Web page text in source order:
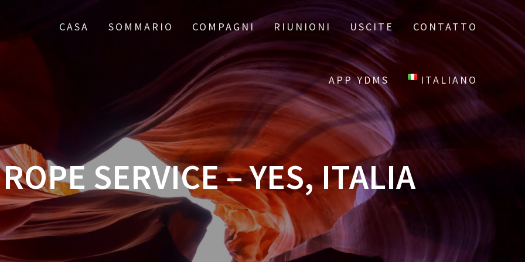
CASA SOMMARIO COMPAGNI RIUNIONI USCITE CONTATTO
APP YDMS ITALIANO
SERVICE – YES, ITALIA